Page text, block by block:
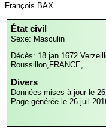
François BAX
État civil
Sexe: Masculin
Décès: 18 jan 1672
Roussillon,FRANCE,
Divers
Données mises à jour le
Page générée le 26 juil